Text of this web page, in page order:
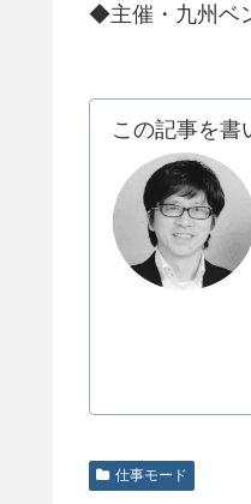
◆主催・九州ベ
この記事を書
仕事モード